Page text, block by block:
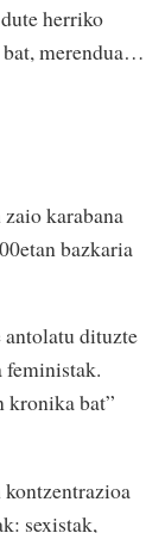
herriko
merendua…
karabana
bazkaria
dituzte
feministak.
kronika bat”
sexistak,